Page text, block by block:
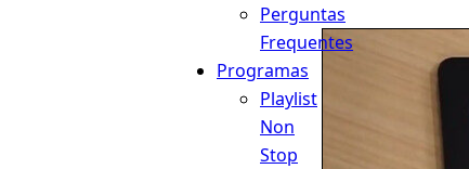
Perguntas
Frequentes
Programas
Playlist
Non
Stop